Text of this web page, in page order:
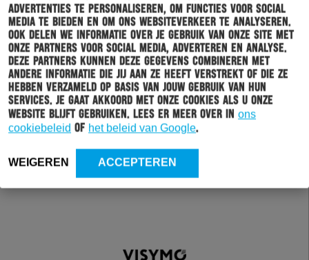
advertenties te personaliseren, om functies voor social
media te bieden en om ons websiteverkeer te analyseren.
Ook delen we informatie over je gebruik van onze site met
onze partners voor social media, adverteren en analyse.
Deze partners kunnen deze gegevens combineren met
andere informatie die jij aan ze heeft verstrekt of die ze
hebben verzameld op basis van jouw gebruik van hun
services. Je gaat akkoord met onze cookies als u onze
website blijft gebruiken. Lees er meer over in ons
cookiebeleid of het beleid van Google.
WEIGEREN ACCEPTEREN